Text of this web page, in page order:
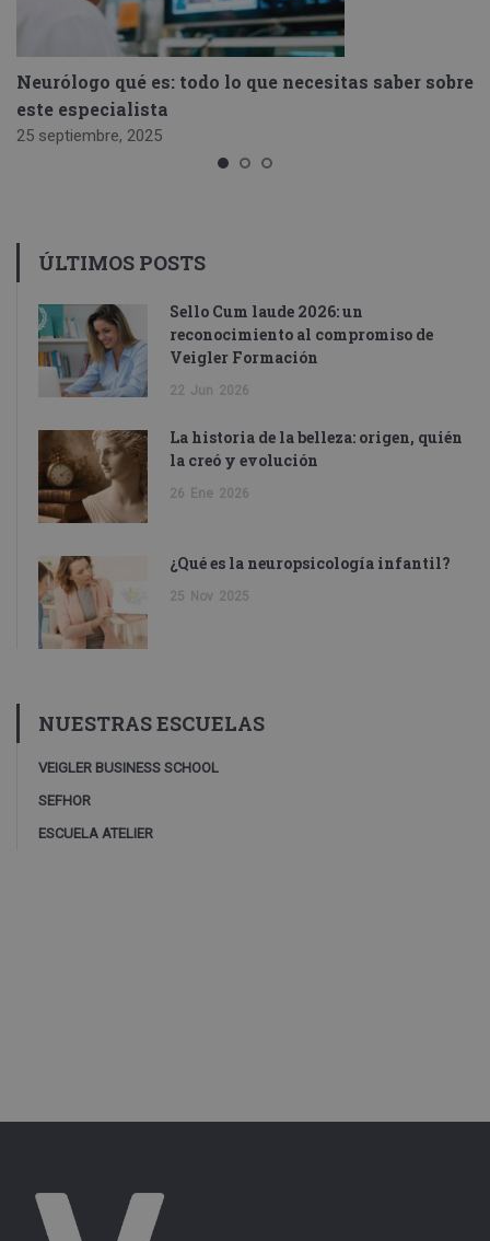
Neurólogo qué es: todo lo que necesitas saber sobre
este especialista
25 septiembre, 2025
ÚLTIMOS POSTS
Sello Cum laude 2026: un
reconocimiento al compromiso de
Veigler Formación
22 Jun 2026
La historia de la belleza: origen, quién
la creó y evolución
26 Ene 2026
¿Qué es la neuropsicología infantil?
25 Nov 2025
NUESTRAS ESCUELAS
VEIGLER BUSINESS SCHOOL
SEFHOR
ESCUELA ATELIER